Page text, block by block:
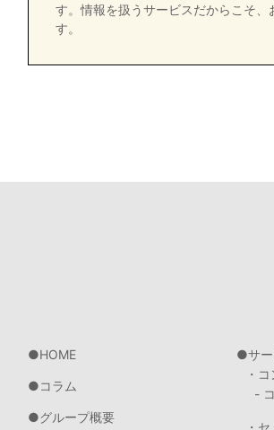
す。情報を扱うサービスだからこそ
す。
HOME
コラム
グループ概要
サ
・
-
・